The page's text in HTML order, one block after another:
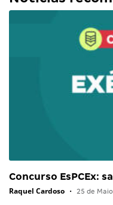
Concurso EsPCEx:
Raquel Cardoso • 25 de Maio